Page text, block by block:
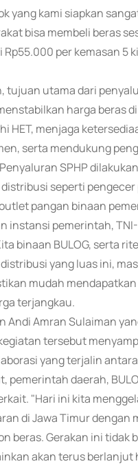
yang kami siapkan
bisa membeli beras
per kemasan 5
tujuan utama dari
harga beras
HET, menjaga
serta mendukung
SPHP
seperti pengecer
pangan binaan
instansi pemerintah,
binaan BULOG, serta
yang luas ini,
mudah
terjangkau.
Andi Amran Sulaiman
tersebut
yang terjalin antara
pemerintah daerah,
"Hari ini kita
di Jawa Timur dengan
beras. Gerakan ini tidak
akan terus berlanjut